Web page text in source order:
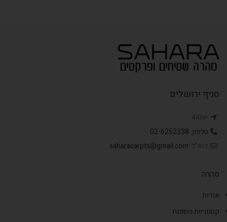
סניף ירושלים
יפו44
טלפון: 02-6252338
דוא"ל: saharacarpts@gmail.com
סהרה
אודות
קטגוריות נוספות